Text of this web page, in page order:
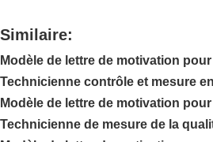
Similaire:
Modèle de lettre de motivation
Technicienne contrôle et mesure
Modèle de lettre de motivation
Technicienne de mesure de la